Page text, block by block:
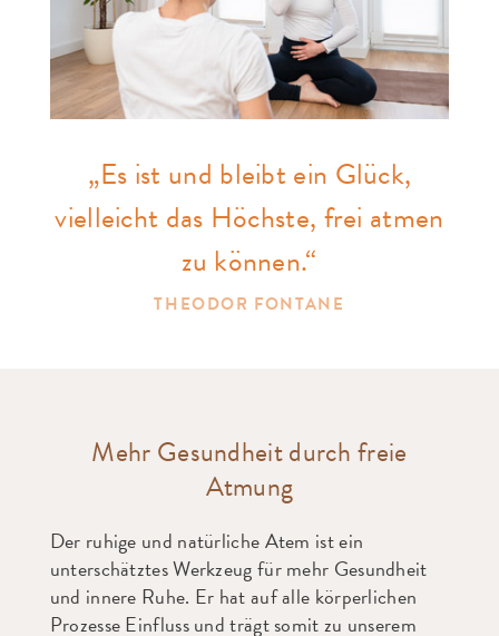
„Es ist und bleibt ein Glück,
vielleicht das Höchste, frei atmen
zu können.“
THEODOR FONTANE
Mehr Gesundheit durch freie
Atmung
Der ruhige und natürliche Atem ist ein
unterschätztes Werkzeug für mehr Gesundheit
und innere Ruhe. Er hat auf alle körperlichen
Prozesse Einfluss und trägt somit zu unserem